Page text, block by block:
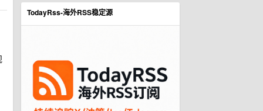
TodayRss-海外RSS稳定源